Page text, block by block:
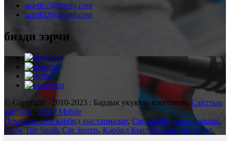
sale801@zzyzhj.com
sale802@zzyzhj.com
бизди ээрчи
© Copyright - 2010-2023 : Бардык укуктар корголгон. Сайттын
картасы - AMP Mobile
Цементтелген карбид кыстармалар, Cnc карбид кыстармалар,
Snow Tire Studs, Cnc Inserts, Карбид Кыстармалар, шиналар,